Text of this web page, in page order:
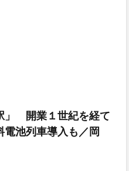
」 開業１世紀を経て
池列車導入も／岡